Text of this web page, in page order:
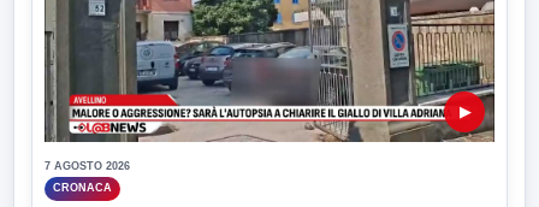
▶
7 AGOSTO 2026
CRONACA